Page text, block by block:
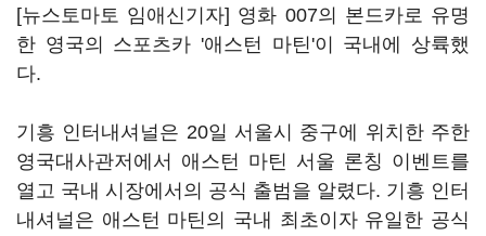
[뉴스토마토 임애신기자] 영화 007의 본드카로 유명
한 영국의 스포츠카 '애스턴 마틴'이 국내에 상륙했
다.
기흥 인터내셔널은 20일 서울시 중구에 위치한 주한
영국대사관저에서 애스턴 마틴 서울 론칭 이벤트를
열고 국내 시장에서의 공식 출범을 알렸다. 기흥 인터
내셔널은 애스턴 마틴의 국내 최초이자 유일한 공식